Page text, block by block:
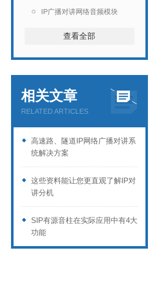
IP广播对讲网络音频模块
查看全部
相关文章
RELATED ARTICLES
高速路、隧道IP网络广播对讲系
统解决方案
这些资料能让您更直观了解IP对
讲分机
SIP有源音柱在实际应用中有4大
功能